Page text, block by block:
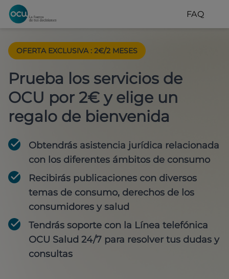
FAQ
OFERTA EXCLUSIVA : 2€/2 MESES
Prueba los servicios de
OCU por 2€ y elige un
regalo de bienvenida
Obtendrás asistencia jurídica relacionada
con los diferentes ámbitos de consumo
Recibirás publicaciones con diversos
temas de consumo, derechos de los
consumidores y salud
Tendrás soporte con la Línea telefónica
OCU Salud 24/7 para resolver tus dudas y
consultas